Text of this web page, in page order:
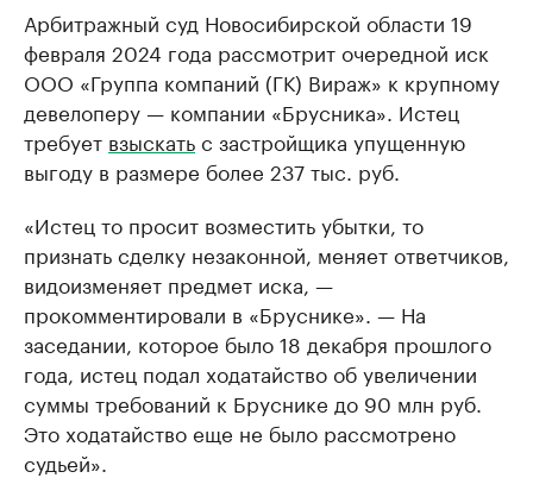
Арбитражный суд Новосибирской области 19
февраля 2024 года рассмотрит очередной иск
ООО «Группа компаний (ГК) Вираж» к крупному
девелоперу — компании «Брусника». Истец
требует взыскатьс застройщика упущенную
выгоду в размере более 237 тыс. руб.
«Истец то просит возместить убытки, то
признать сделку незаконной, меняет ответчиков,
видоизменяет предмет иска, —
прокомментировали в «Бруснике». — На
заседании, которое было 18 декабря прошлого
года, истец подал ходатайство об увеличении
суммы требований к Бруснике до 90 млн руб.
Это ходатайство еще не было рассмотрено
судьей».